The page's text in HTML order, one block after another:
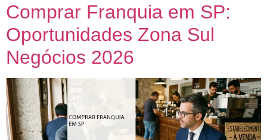
Comprar Franquia em SP:
Oportunidades Zona Sul
Negócios 2026